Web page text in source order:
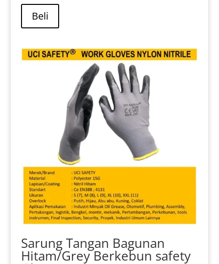
Beli
Pilihan
diambil
halaman
produk
Sarung Tangan Bagunan
Hitam/Grey Berkebun safety